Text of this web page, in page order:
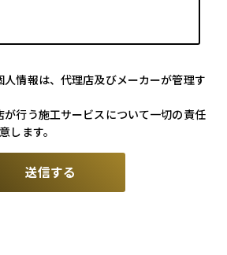
人情報は、代理店及びメーカーが管理す
が行う施工サービスについて一切の責任
します。